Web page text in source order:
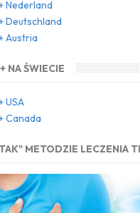
Nederland
Deutschland
Austria
NA ŚWIECIE
USA
Canada
METODZIE LECZENIA